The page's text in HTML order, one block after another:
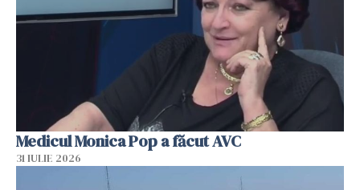
Medicul Monica Pop a făcut AVC
31 IULIE 2026